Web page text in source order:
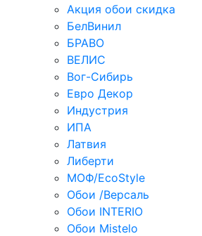
Акция обои скидка
БелВинил
БРАВО
ВЕЛИС
Вог-Сибирь
Евро Декор
Индустрия
ИПА
Латвия
Либерти
МОФ/EcoStyle
Обои /Версаль
Обои INTERIO
Обои Mistelo